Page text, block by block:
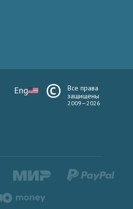
Eng
Все права
защищены
2009—2026